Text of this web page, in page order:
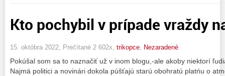
Kto pochybil v prípade vraždy
15. októbra 2022, Prečítané 2 602x, trikopce Nezaradené
Pokúšal som sa to naznačiť už v inom blogu,-ale akoby niektorí
Najmä politici a novinári dokola púšťajú starú obohratú platńu o